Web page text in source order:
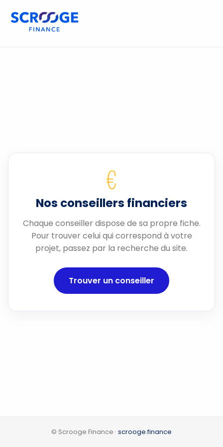
€
Nos conseillers financiers
Chaque conseiller dispose de sa propre fiche.
Pour trouver celui qui correspond à votre
projet, passez par la recherche du site.
Trouver un conseiller
© Scrooge Finance · scrooge.finance